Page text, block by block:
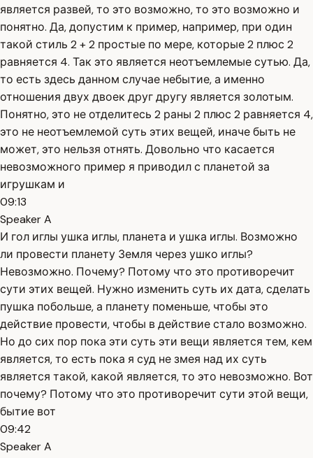
является развей, то это возможно, то это возможно и
понятно. Да, допустим к пример, например, при один
такой стиль 2 + 2 простые по мере, которые 2 плюс 2
равняется 4. Так это является неотъемлемые сутью. Да,
то есть здесь данном случае небытие, а именно
отношения двух двоек друг другу является золотым.
Понятно, это не отделитесь 2 раны 2 плюс 2 равняется 4,
это не неотъемлемой суть этих вещей, иначе быть не
может, это нельзя отнять. Довольно что касается
невозможного пример я приводил с планетой за
игрушкам и
09:13
Speaker A
И гол иглы ушка иглы, планета и ушка иглы. Возможно
ли провести планету Земля через ушко иглы?
Невозможно. Почему? Потому что это противоречит
сути этих вещей. Нужно изменить суть их дата, сделать
пушка побольше, а планету поменьше, чтобы это
действие провести, чтобы в действие стало возможно.
Но до сих пор пока эти суть эти вещи является тем, кем
является, то есть пока я суд не змея над их суть
является такой, какой является, то это невозможно. Вот
почему? Потому что это противоречит сути этой вещи,
бытие вот
09:42
Speaker A